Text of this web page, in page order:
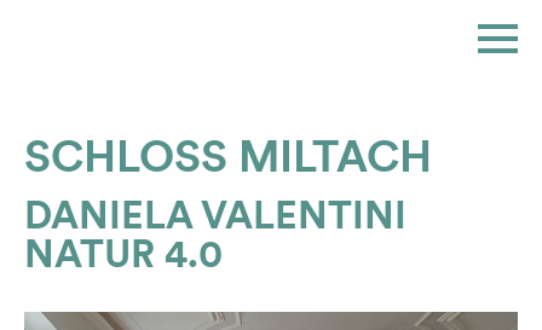
SCHLOSS MILTACH
DANIELA VALENTINI
NATUR 4.0